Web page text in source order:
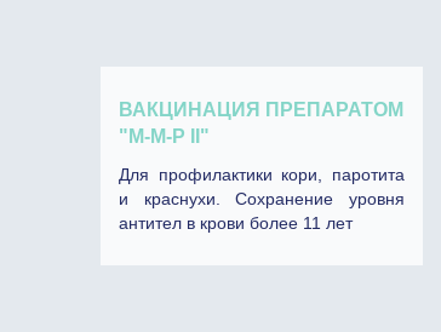
ВАКЦИНАЦИЯ ПРЕПАРАТОМ
"М-М-P II"
Для профилактики кори, паротита
и краснухи. Сохранение уровня
антител в крови более 11 лет